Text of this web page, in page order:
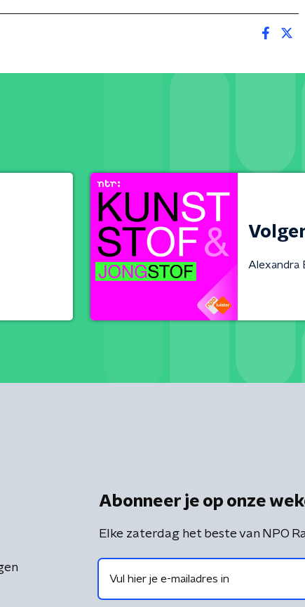
Alexandra
Abonneer je op onze
Elke zaterdag het beste van NPO